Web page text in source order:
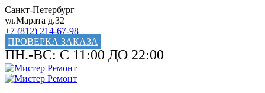
Санкт-Петербург
ул.Марата д.32
+7 (812) 214-67-98
ПРОВЕРКА ЗАКАЗА
ПН.-ВС: С 11:00 ДО 22:00